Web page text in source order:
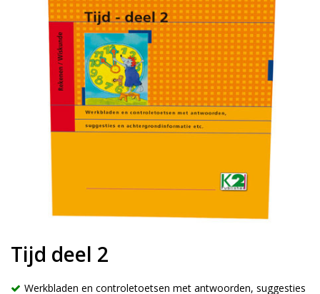
Tijd deel 2
Werkbladen en controletoetsen met antwoorden, suggesties